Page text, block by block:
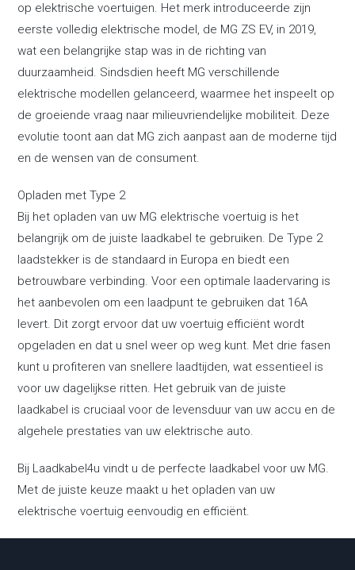
op elektrische voertuigen. Het merk introduceerde zijn
eerste volledig elektrische model, de MG ZS EV, in 2019,
wat een belangrijke stap was in de richting van
duurzaamheid. Sindsdien heeft MG verschillende
elektrische modellen gelanceerd, waarmee het inspeelt op
de groeiende vraag naar milieuvriendelijke mobiliteit. Deze
evolutie toont aan dat MG zich aanpast aan de moderne tijd
en de wensen van de consument.
Opladen met Type 2
Bij het opladen van uw MG elektrische voertuig is het
belangrijk om de juiste laadkabel te gebruiken. De Type 2
laadstekker is de standaard in Europa en biedt een
betrouwbare verbinding. Voor een optimale laadervaring is
het aanbevolen om een laadpunt te gebruiken dat 16A
levert. Dit zorgt ervoor dat uw voertuig efficiënt wordt
opgeladen en dat u snel weer op weg kunt. Met drie fasen
kunt u profiteren van snellere laadtijden, wat essentieel is
voor uw dagelijkse ritten. Het gebruik van de juiste
laadkabel is cruciaal voor de levensduur van uw accu en de
algehele prestaties van uw elektrische auto.
Bij Laadkabel4u vindt u de perfecte laadkabel voor uw MG.
Met de juiste keuze maakt u het opladen van uw
elektrische voertuig eenvoudig en efficiënt.